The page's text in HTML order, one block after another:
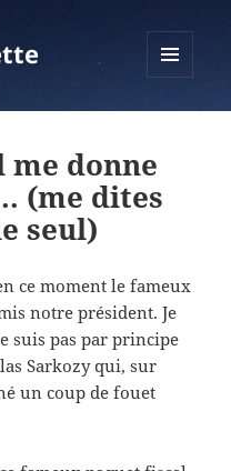
me donne
(me dites
seul)
ce moment le fameux
notre président. Je
suis pas par principe
Sarkozy qui, sur
un coup de fouet